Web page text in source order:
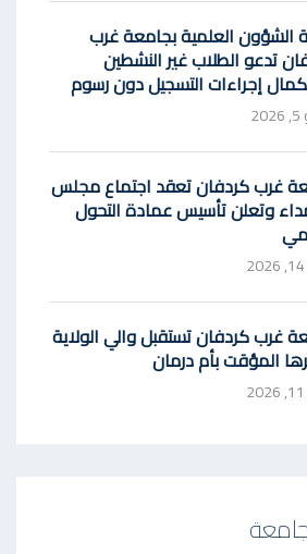
الشؤون العلمية بجامعة غرب
تدعو الطلاب غير النشطين
إجراءات التسجيل دون رسوم
غرب كردفان تعقد اجتماع مجلس
وتعلن تأسيس عمادة التحول
غرب كردفان تستقبل والي الولاية
المؤقت بأم درمان